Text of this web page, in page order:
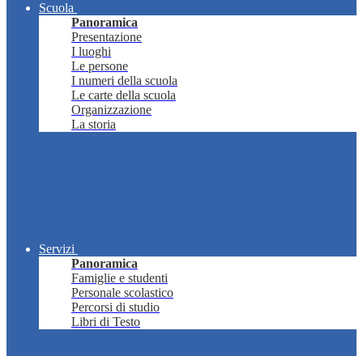
Scuola
Panoramica
Presentazione
I luoghi
Le persone
I numeri della scuola
Le carte della scuola
Organizzazione
La storia
Servizi
Panoramica
Famiglie e studenti
Personale scolastico
Percorsi di studio
Libri di Testo